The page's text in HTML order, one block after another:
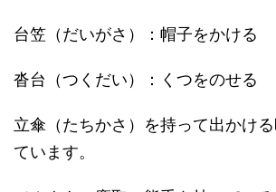
台笠（だいがさ）：帽子をかける
沓台（つくだい）：くつをのせる
立傘（たちかさ）を持って出かけ
ています。